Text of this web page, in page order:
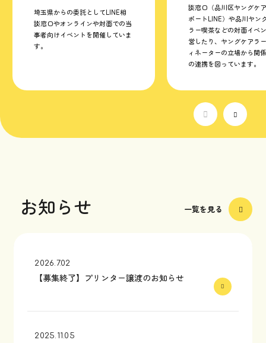
埼玉県からの委託としてLINE相
談窓口やオンラインや対面での当
事者向けイベントを開催していま
す。
談窓口（品川区ヤングケ
ポートLINE）や品川ヤン
ラー喫茶などの対面イベ
営したり、ヤングケアラ
ィネーターの立場から関
の連携を図っています。
お知らせ 一覧を見る
2026.7.02
【募集終了】プリンター譲渡のお知らせ
2025.11.05